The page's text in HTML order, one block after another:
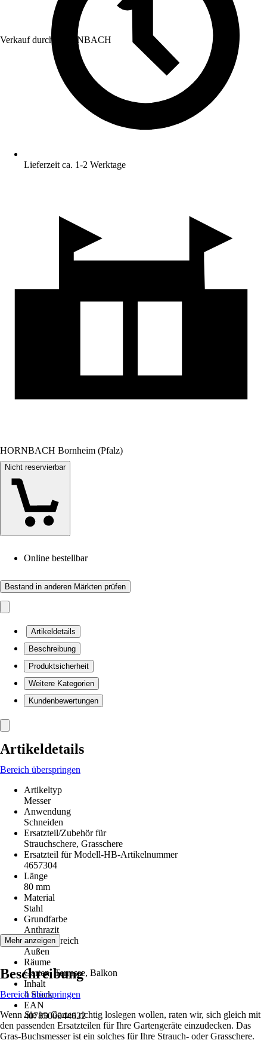
Verkauf durch: HORNBACH
Lieferzeit ca. 1-2 Werktage
HORNBACH Bornheim (Pfalz)
Nicht reservierbar
Online bestellbar
Bestand in anderen Märkten prüfen
Artikeldetails
Beschreibung
Produktsicherheit
Weitere Kategorien
Kundenbewertungen
Artikeldetails
Bereich überspringen
Artikeltyp
Messer
Anwendung
Schneiden
Ersatzteil/Zubehör für
Strauchschere, Grasschere
Ersatzteil für Modell-HB-Artikelnummer
4657304
Länge
80 mm
Material
Stahl
Grundfarbe
Anthrazit
Einsatzbereich
Außen
Räume
Garten, Terrasse, Balkon
Inhalt
4 Stück
EAN
4078500044622
Mehr anzeigen
Beschreibung
Bereich überspringen
Wenn Sie im Garten richtig loslegen wollen, raten wir, sich gleich mit
den passenden Ersatzteilen für Ihre Gartengeräte einzudecken. Das
Gras-Buchsmesser ist ein solches für Ihre Strauch- oder Grasschere.